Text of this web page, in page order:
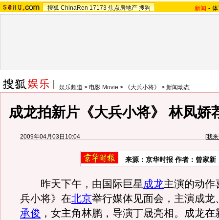
搜狐 ChinaRen 17173 焦点房地产 搜狗 新闻 -
娱乐频道 > 电影 Movie > 《大兵小将》 > 新闻动态
成龙拍新片《大兵小将》 林凤娇
2009年04月03日10:04 [我
来源：京华时报 作者：曾家新
昨天下午，由国际巨星成龙主演的动作
兵小将》在北京举行媒体见面会，主演成龙
承俊 ，女主角林鹏，导演丁晟亮相。成龙在